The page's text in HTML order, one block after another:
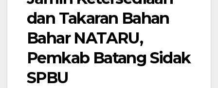
dan Takaran Bahan
Bahar NATARU,
Pemkab Batang Sidak
SPBU